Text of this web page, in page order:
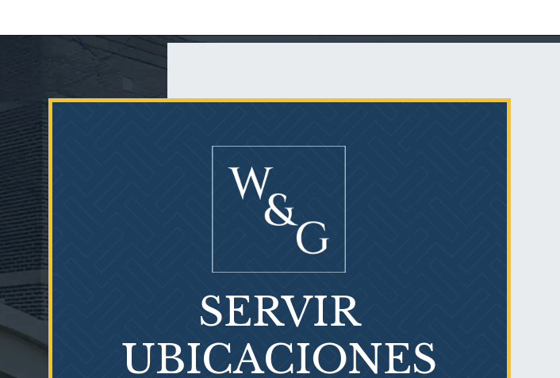
Talco en polvo
¿Qué es el mesotelioma?
SERVIR
UBICACIONES